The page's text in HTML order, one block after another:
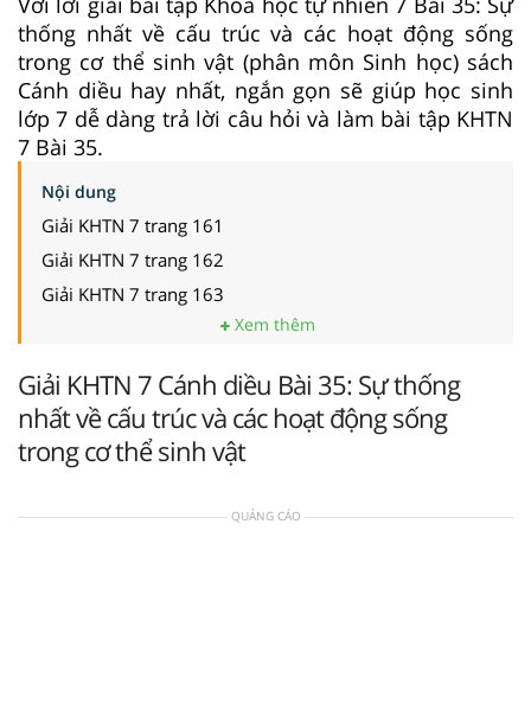
thống nhất về cấu trúc và các hoạt động sống
trong cơ thể sinh vật (phân môn Sinh học) sách
Cánh diều hay nhất, ngắn gọn sẽ giúp học sinh
lớp 7 dễ dàng trả lời câu hỏi và làm bài tập KHTN
7 Bài 35.
Nội dung
Giải KHTN 7 trang 161
Giải KHTN 7 trang 162
Giải KHTN 7 trang 163
Xem thêm
Giải KHTN 7 Cánh diều Bài 35: Sự thống
nhất về cấu trúc và các hoạt động sống
trong cơ thể sinh vật
QUẢNG CÁO